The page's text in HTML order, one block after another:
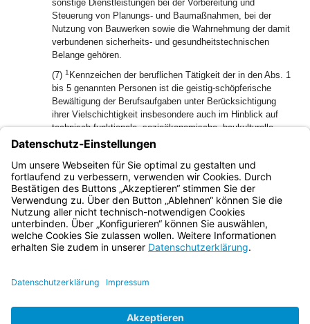
sonstige Dienstleistungen bei der Vorbereitung und
Steuerung von Planungs- und Baumaßnahmen, bei der
Nutzung von Bauwerken sowie die Wahrnehmung der damit
verbundenen sicherheits- und gesundheitstechnischen
Belange gehören.
(7) 1 Kennzeichen der beruflichen Tätigkeit der in den Abs. 1
bis 5 genannten Personen ist die geistig-schöpferische
Bewältigung der Berufsaufgaben unter Berücksichtigung
ihrer Vielschichtigkeit insbesondere auch im Hinblick auf
technisch-funktionale, sozioökonomische, baukulturelle,
rechtliche und ökologische Belange.
berücksichtigt die Bedürfnisse der Auftraggeber und des
Gemeinwesens und achtet dabei das architektonische Erbe
sowie die natürlichen Lebensgrundlagen.
Bayern.de
BayernPortal
Impressum